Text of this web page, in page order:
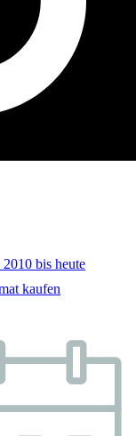
bis heute
kaufen